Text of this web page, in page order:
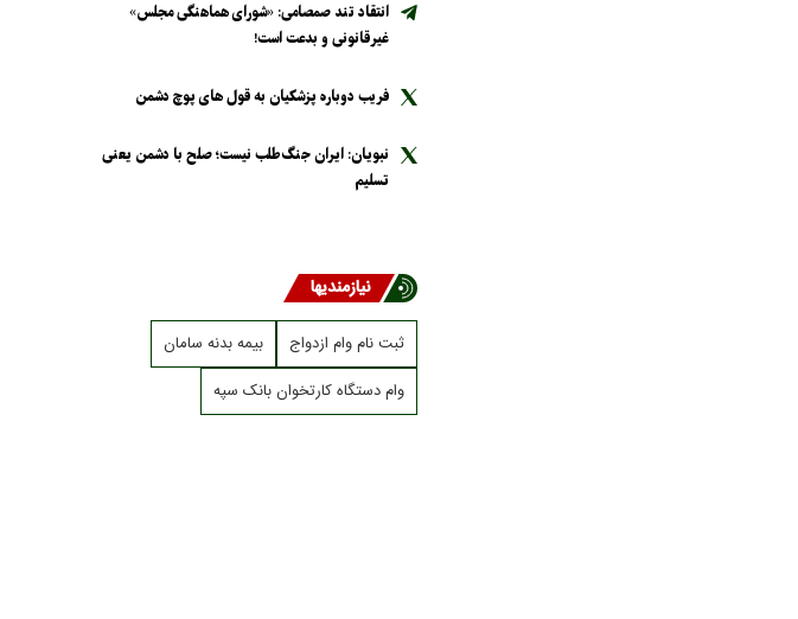
انتقاد تند صمصامی: «شورای هماهنگی مجلس»
غیرقانونی و بدعت است!
فریب دوباره پزشکیان به قول های پوچ دشمن
نبویان: ایران جنگ‌طلب نیست؛ صلح با دشمن یعنی
تسلیم
نیازمندیها
ثبت نام وام ازدواج
بیمه بدنه سامان
وام دستگاه کارتخوان بانک سپه